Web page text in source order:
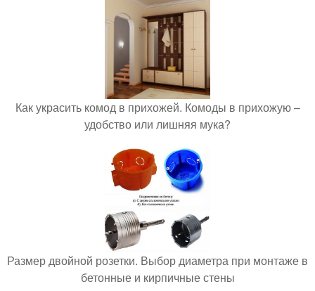
Как украсить комод в прихожей. Комоды в прихожую –
удобство или лишняя мука?
Размер двойной розетки. Выбор диаметра при монтаже в
бетонные и кирпичные стены